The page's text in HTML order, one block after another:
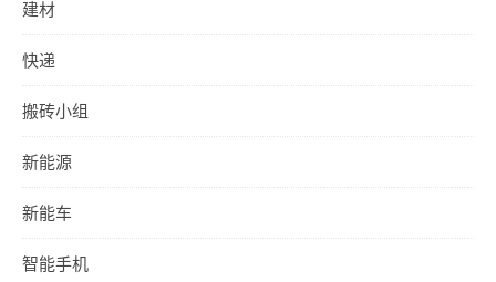
建材
快递
搬砖小组
新能源
新能车
智能手机